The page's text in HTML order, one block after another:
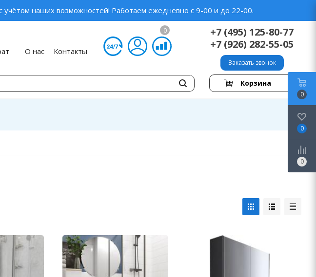
учётом наших возможностей! Работаем ежедневно с 9-00 и до 22-00.
О нас Контакты
0
+7 (495) 125-80-77
+7 (926) 282-55-05
Заказать звонок
Корзина
0
0
0